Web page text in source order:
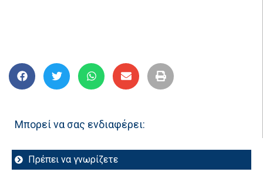
Μπορεί να σας ενδιαφέρει:
Πρέπει να γνωρίζετε